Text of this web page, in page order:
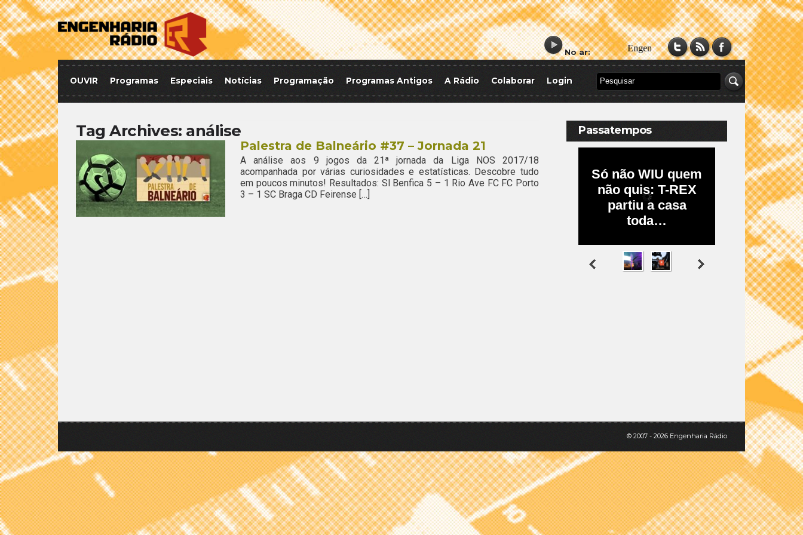
No ar:
OUVIR Programas Especiais Notícias Programação Programas Antigos A Rádio Colaborar Login
Tag Archives: análise
Palestra de Balneário #37 – Jornada 21
A análise aos 9 jogos da 21ª jornada da Liga NOS 2017/18
acompanhada por várias curiosidades e estatísticas. Descobre tudo
em poucos minutos! Resultados: Sl Benfica 5 – 1 Rio Ave FC FC Porto
3 – 1 SC Braga CD Feirense […]
Passatempos
© 2007 - 2026 Engenharia Rádio